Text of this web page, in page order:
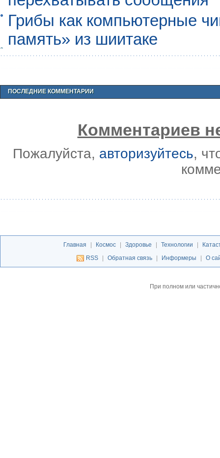
Грибы как компьютерные
память» из шиитаке
ПОСЛЕДНИЕ КОММЕНТАРИИ
Комментариев
Пожалуйста, авторизуйтесь,
Главная | Космос | Здоровье | Технологии |
RSS
| Обратная связь | Информеры | О
При полном или